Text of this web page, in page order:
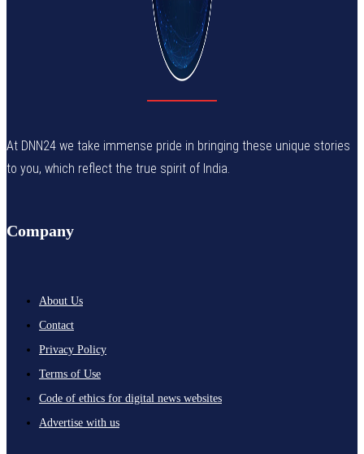
At DNN24 we take immense pride in bringing these unique stories
to you, which reflect the true spirit of India.
Company
About Us
Contact
Privacy Policy
Terms of Use
Code of ethics for digital news websites
Advertise with us